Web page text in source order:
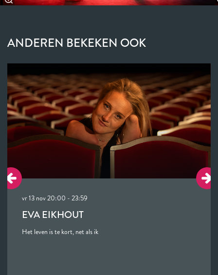
ANDEREN BEKEKEN OOK
EVA EIKHOUT
Het leven is te kort, net als ik
vr 13 nov20:00 - 23:59